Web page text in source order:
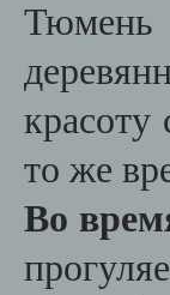
Тюмень
красоту
то же
Во